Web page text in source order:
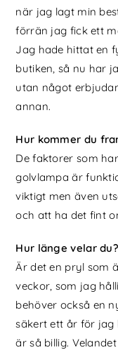
när jag lagt min
förrän jag fick ett
Jag hade hittat en
butiken, så nu har
utan något
annan.
Hur kommer du
De faktorer som
golvlampa är
viktigt men även
och att ha det fint
Hur länge velar du?
Är det en pryl som
veckor, som jag
behöver också en
säkert ett år för jag
är så billig.